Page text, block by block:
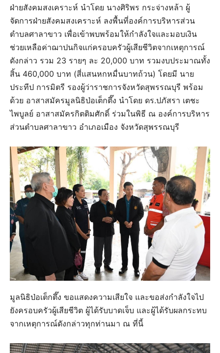
ฝ่ายสังคมสงเคราะห์ นำโดย นางศิริพร กระจ่างหล้า ผู้
จัดการฝ่ายสังคมสงเคราะห์ ลงพื้นที่องค์การบริหารส่วน
ตำบลศาลาขาว เพื่อเข้าพบพร้อมให้กำลังใจและมอบเงิน
ช่วยเหลือค่าฌาปนกิจแก่ครอบครัวผู้เสียชีวิตจากเหตุการณ์
ดังกล่าว รวม 23 รายๆ ละ 20,000 บาท รวมงบประมาณทั้ง
สิ้น 460,000 บาท (สี่แสนหกหมื่นบาทถ้วน) โดยมี นาย
ประทีป การมิตรี รองผู้ว่าราชการจังหวัดสุพรรณบุรี พร้อม
ด้วย อาสาสมัครมูลนิธิป่อเต็กตึ๊ง นำโดย ดร.ปภัสรา เตชะ
ไพบูลย์ อาสาสมัครกิตติมศักดิ์ ร่วมในพิธี ณ องค์การบริหาร
ส่วนตำบลศาลาขาว อำเภอเมือง จังหวัดสุพรรณบุรี
มูลนิธิป่อเต็กตึ๊ง ขอแสดงความเสียใจ และขอส่งกำลังใจไป
ยังครอบครัวผู้เสียชีวิต ผู้ได้รับบาดเจ็บ และผู้ได้รับผลกระทบ
จากเหตุการณ์ดังกล่าวทุกท่านมา ณ ที่นี้